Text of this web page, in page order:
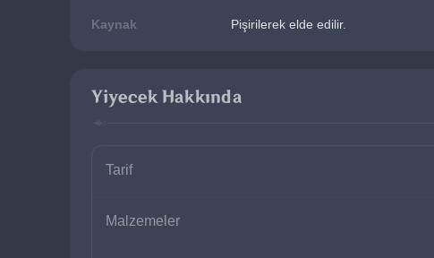
Kaynak Pişirilerek elde edilir.
Yiyecek Hakkında
Tarif
Malzemeler